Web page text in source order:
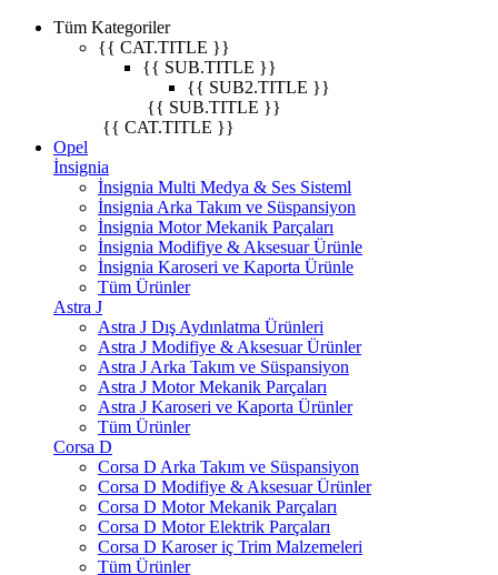
Tüm Kategoriler
{{ CAT.TITLE }}
{{ SUB.TITLE }}
{{ SUB2.TITLE }}
{{ SUB.TITLE }}
{{ CAT.TITLE }}
Opel
İnsignia
İnsignia Multi Medya & Ses Sisteml
İnsignia Arka Takım ve Süspansiyon
İnsignia Motor Mekanik Parçaları
İnsignia Modifiye & Aksesuar Ürünle
İnsignia Karoseri ve Kaporta Ürünle
Tüm Ürünler
Astra J
Astra J Dış Aydınlatma Ürünleri
Astra J Modifiye & Aksesuar Ürünler
Astra J Arka Takım ve Süspansiyon
Astra J Motor Mekanik Parçaları
Astra J Karoseri ve Kaporta Ürünler
Tüm Ürünler
Corsa D
Corsa D Arka Takım ve Süspansiyon
Corsa D Modifiye & Aksesuar Ürünler
Corsa D Motor Mekanik Parçaları
Corsa D Motor Elektrik Parçaları
Corsa D Karoser iç Trim Malzemeleri
Tüm Ürünler